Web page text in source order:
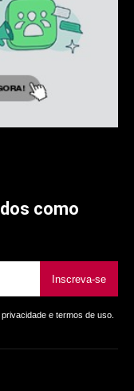
como
Inscreva-se
e termos de uso.